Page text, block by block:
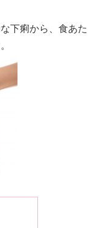
下痢から、食あた